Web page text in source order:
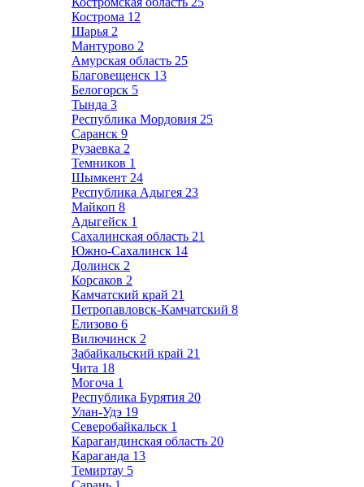
Кострома 12
Шарья 2
Мантурово 2
Амурская область 25
Благовещенск 13
Белогорск 5
Тында 3
Республика Мордовия 25
Саранск 9
Рузаевка 2
Темников 1
Шымкент 24
Республика Адыгея 23
Майкоп 8
Адыгейск 1
Сахалинская область 21
Южно-Сахалинск 14
Долинск 2
Корсаков 2
Камчатский край 21
Петропавловск-Камчатский 8
Елизово 6
Вилючинск 2
Забайкальский край 21
Чита 18
Могоча 1
Республика Бурятия 20
Улан-Удэ 19
Северобайкальск 1
Карагандинская область 20
Караганда 13
Темиртау 5